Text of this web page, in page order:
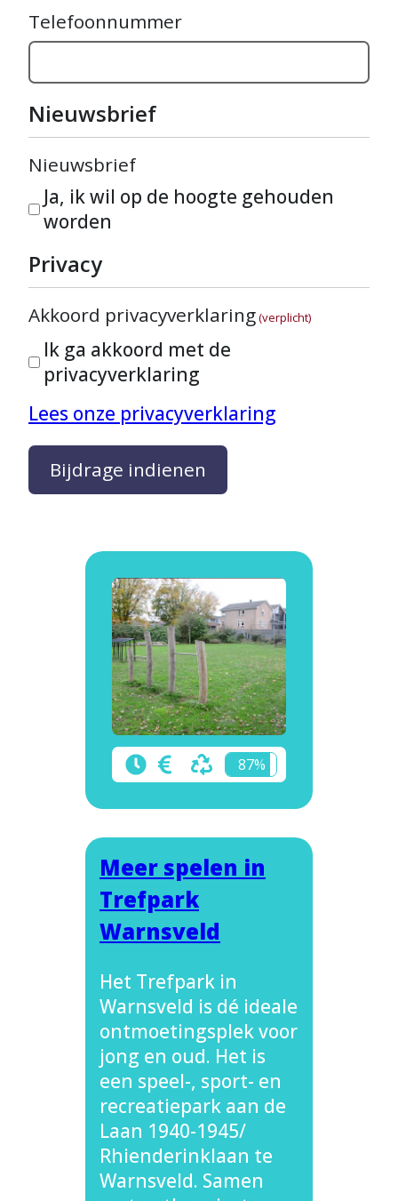
Telefoonnummer
Nieuwsbrief
Nieuwsbrief
Ja, ik wil op de hoogte gehouden
worden
Privacy
Akkoord privacyverklaring(verplicht)
Ik ga akkoord met de
privacyverklaring
Lees onze privacyverklaring
87%
Meer spelen in
Trefpark
Warnsveld
Het Trefpark in
Warnsveld is dé ideale
ontmoetingsplek voor
jong en oud. Het is
een speel-, sport- en
recreatiepark aan de
Laan 1940-1945/
Rhienderinklaan te
Warnsveld. Samen